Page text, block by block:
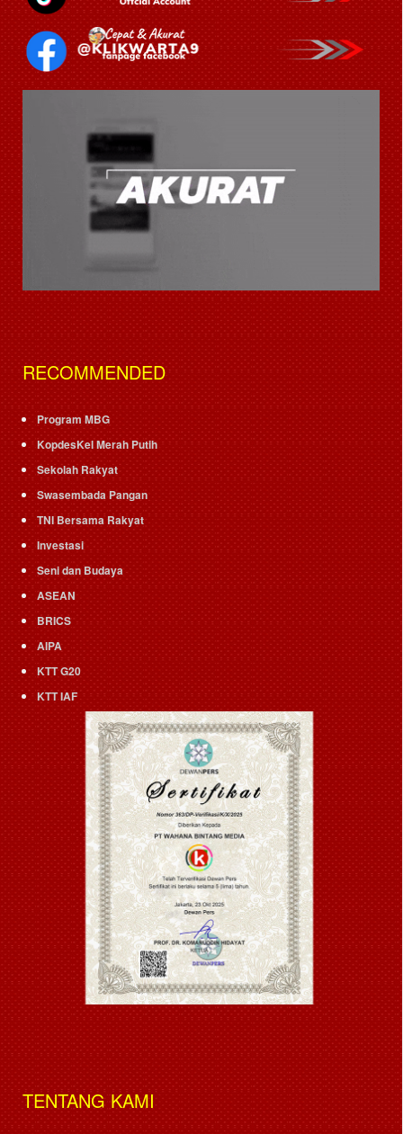
RECOMMENDED
Program MBG
KopdesKel Merah Putih
Sekolah Rakyat
Swasembada Pangan
TNI Bersama Rakyat
Investasi
Seni dan Budaya
ASEAN
BRICS
AIPA
KTT G20
KTT IAF
TENTANG KAMI